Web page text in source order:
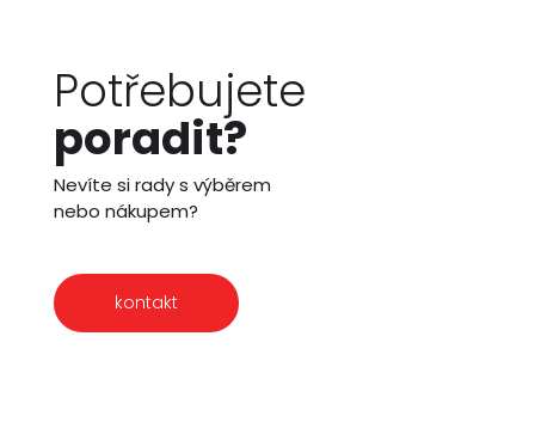
Potřebujete
poradit?
Nevíte si rady s výběrem
nebo nákupem?
kontakt